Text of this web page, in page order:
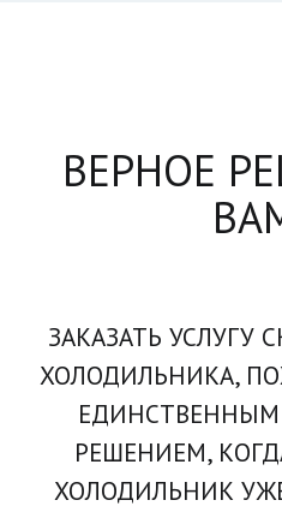
ВЕРНОЕ
ЗАКАЗАТЬ УСЛУГУ
ХОЛОДИЛЬНИКА,
РЕШЕНИЕМ,
ХОЛОДИЛЬНИК